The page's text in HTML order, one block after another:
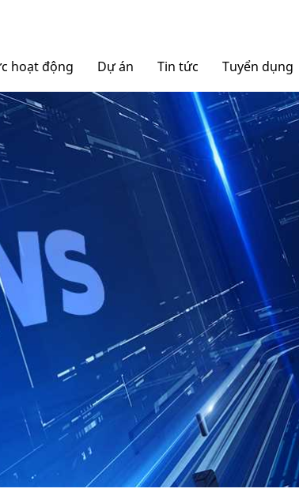
hoạt động
Ngọc Diệp
Diệp
Dự án Tin tức
Tin tức Tập đoàn
Báo chí nói về chúng tôi
Tuyển dụng